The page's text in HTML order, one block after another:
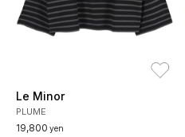
Le Minor
PLUME
19,800 yen